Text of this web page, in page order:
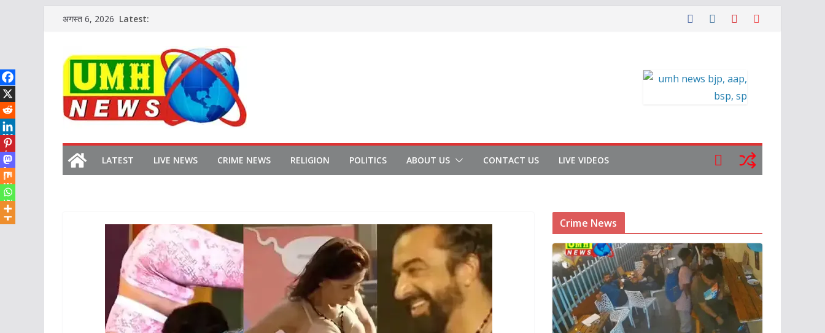
अगस्त 6, 2026 Latest:
LATEST LIVE NEWS CRIME NEWS RELIGION POLITICS ABOUT US CONTACT US LIVE VIDEOS
Crime News